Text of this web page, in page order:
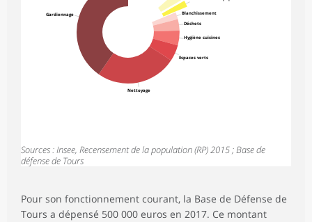
Blanchissement
Déchets
Hygiène cuisines
Espaces verts
Nettoyage
Gardiennage
Sources : Insee, Recensement de la population (RP) 2015 ; Base de
défense de Tours
Pour son fonctionnement courant, la Base de Défense de
Tours a dépensé 500 000 euros en 2017. Ce montant